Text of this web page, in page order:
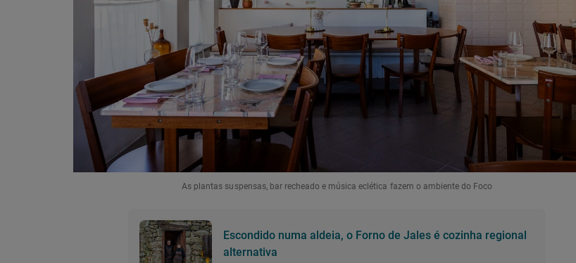
As plantas suspensas, bar recheado e música eclética fazem o ambiente do Foco
Escondido numa aldeia, o Forno de Jales é cozinha regional
alternativa